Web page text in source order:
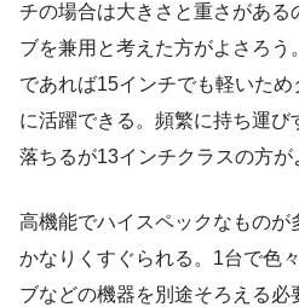
チの場合は大きさと重さがある
ブを兼用と考えた方がよさろ
であれば15インチでも軽いた
に活躍できる。頻繁に持ち運
落ちるが13インチクラスの方が
高機能でハイスペックなものが
かなりくすぐられる。1台で色
ブなどの機器を別途そろえる必